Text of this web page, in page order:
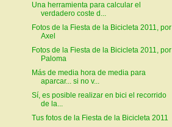
Una herramienta para calcular el
verdadero coste d...
Fotos de la Fiesta de la Bicicleta 2011, por
Axel
Fotos de la Fiesta de la Bicicleta 2011, por
Paloma
Más de media hora de media para
aparcar... si no v...
Sí, es posible realizar en bici el recorrido
de la...
Tus fotos de la Fiesta de la Bicicleta 2011